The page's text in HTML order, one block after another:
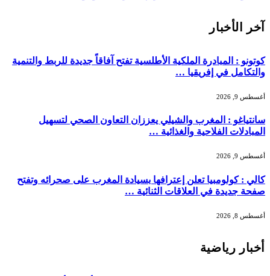
آخر الأخبار
كوتونو : المبادرة الملكية الأطلسية تفتح آفاقاً جديدة للربط والتنمية
والتكامل في إفريقيا …
أغسطس 9, 2026
سانتياغو : المغرب والشيلي يعززان التعاون الصحي لتسهيل
المبادلات الفلاحية والغذائية …
أغسطس 9, 2026
كالي : كولومبيا تعلن إعترافها بسيادة المغرب على صحرائه وتفتح
صفحة جديدة في العلاقات الثنائية …
أغسطس 8, 2026
أخبار رياضية